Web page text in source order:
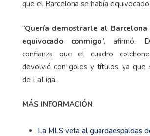
que el Barcelona se había
“Quería demostrarle al Barcelona
equivocado conmigo”, afirmó.
confianza que el cuadro
devolvió con goles y títulos, ya que
de LaLiga.
MÁS INFORMACIÓN
La MLS veta al guardaespaldas